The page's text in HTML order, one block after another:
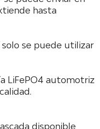
hasta
se puede utilizar
LiFePO4 automotriz
disponible